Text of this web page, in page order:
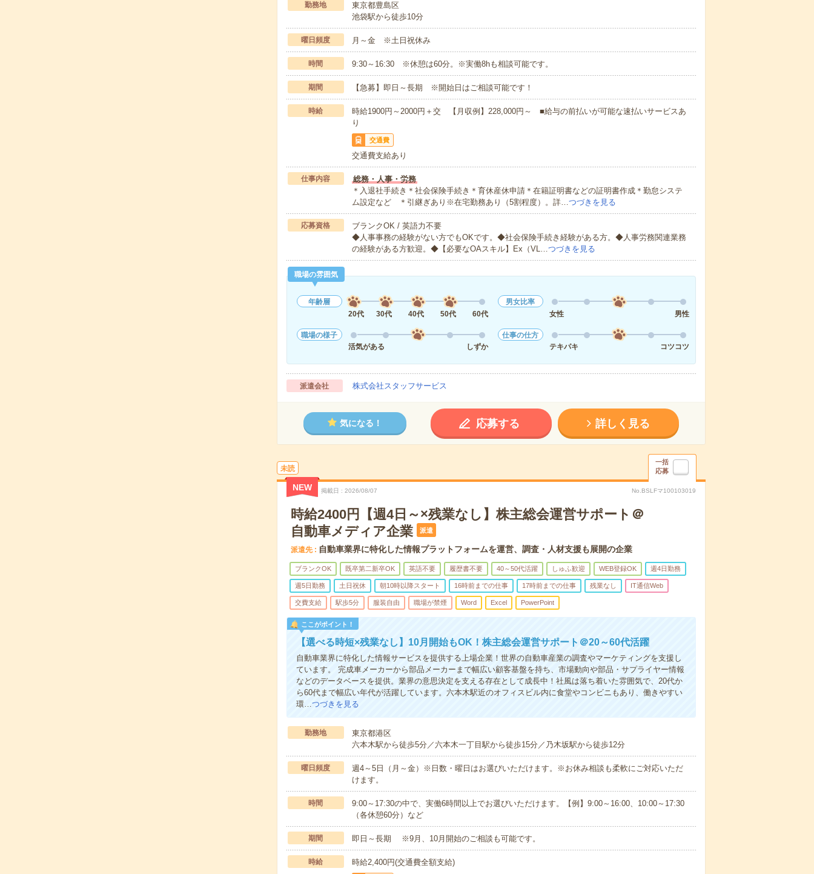
勤務地
東京都豊島区
池袋駅から徒歩10分
曜日頻度 月～金 ※土日祝休み
時間 9:30～16:30 ※休憩は60分。※実働8hも相談可能です。
期間 【急募】即日～長期 ※開始日はご相談可能です！
時給
時給1900円～2000円＋交 【月収例】228,000円～ ■給与の前払いが可能な速払いサービスあ
り
交通費
交通費支給あり
仕事内容
総務・人事・労務
＊入退社手続き＊社会保険手続き＊育休産休申請＊在籍証明書などの証明書作成＊勤怠システ
ム設定など ＊引継ぎあり※在宅勤務あり（5割程度）。詳…つづきを見る
応募資格
ブランクOK / 英語力不要
◆人事事務の経験がない方でもOKです。◆社会保険手続き経験がある方。◆人事労務関連業務
の経験がある方歓迎。◆【必要なOAスキル】Ex（VL…つづきを見る
職場の雰囲気
年齢層
20代
30代 40代 50代 60代
男女比率
女性
男性
職場の様子
活気がある
しずか
仕事の仕方
テキパキ
コツコツ
派遣会社 株式会社スタッフサービス
気になる！ 応募する 詳しく見る
未読
一括
応募
NEW 掲載日 2026/08/07 No.BSLFマ100103019
時給2400円【週4日～×残業なし】株主総会運営サポート＠
自動車メディア企業
派遣
派遣先 自動車業界に特化した情報プラットフォームを運営、調査・人材支援も展開の企業
ブランクOK 既卒第二新卒OK 英語不要 履歴書不要 40～50代活躍 しゅふ歓迎 WEB登録OK 週4日勤務
週5日勤務 土日祝休 朝10時以降スタート 16時前までの仕事 17時前までの仕事 残業なし IT通信Web
交費支給 駅歩5分 服装自由 職場が禁煙 Word Excel PowerPoint
ここがポイント！
【選べる時短×残業なし】10月開始もOK！株主総会運営サポート＠20～60代活躍
自動車業界に特化した情報サービスを提供する上場企業！世界の自動車産業の調査やマーケティングを支援し
ています。 完成車メーカーから部品メーカーまで幅広い顧客基盤を持ち、市場動向や部品・サプライヤー情報
などのデータベースを提供。業界の意思決定を支える存在として成長中！社風は落ち着いた雰囲気で、20代か
ら60代まで幅広い年代が活躍しています。六本木駅近のオフィスビル内に食堂やコンビニもあり、働きやすい
環…つづきを見る
勤務地
東京都港区
六本木駅から徒歩5分／六本木一丁目駅から徒歩15分／乃木坂駅から徒歩12分
曜日頻度
週4～5日（月～金）※日数・曜日はお選びいただけます。※お休み相談も柔軟にご対応いただ
けます。
時間
9:00～17:30の中で、実働6時間以上でお選びいただけます。【例】9:00～16:00、10:00～17:30
（各休憩60分）など
期間 即日～長期 ※9月、10月開始のご相談も可能です。
時給 時給2,400円(交通費全額支給)